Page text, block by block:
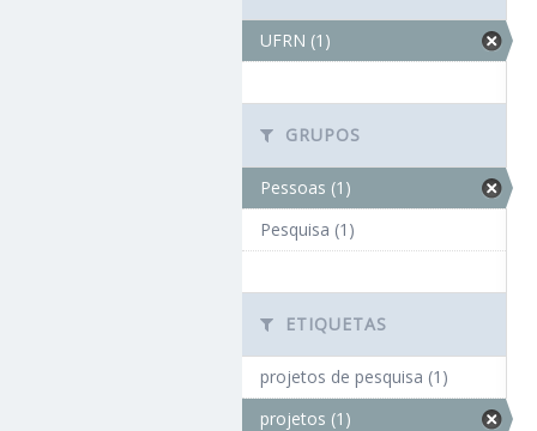
UFRN (1)
GRUPOS
Pessoas (1)
Pesquisa (1)
ETIQUETAS
projetos de pesquisa (1)
projetos (1)